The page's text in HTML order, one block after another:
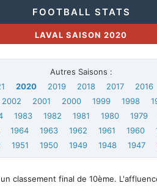
FOOTBALL STATS
LAVAL SAISON 2020
Autres Saisons :
2020 2019 2018 2017 2016
2002 2001 2000 1999 1998
1983 1982 1981 1980 1979
1964 1963 1962 1961 1960
1951 1950 1949 1948 1947
classement final de 10ème.